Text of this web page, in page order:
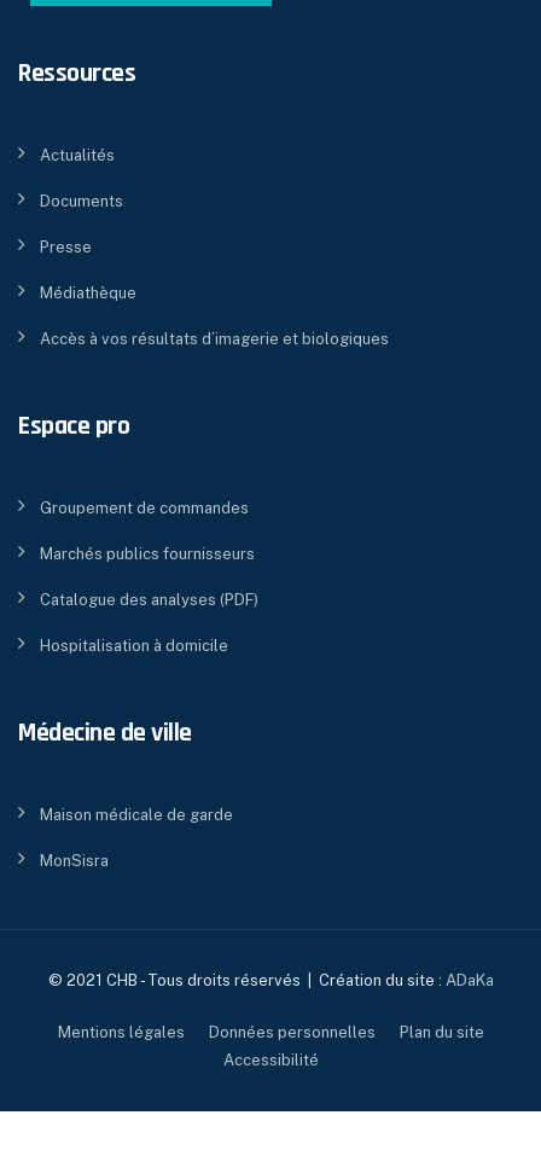
Ressources
Actualités
Documents
Presse
Médiathèque
Accès à vos résultats d’imagerie et biologiques
Espace pro
Groupement de commandes
Marchés publics fournisseurs
Catalogue des analyses (PDF)
Hospitalisation à domicile
Médecine de ville
Maison médicale de garde
MonSisra
© 2021 CHB - Tous droits réservés | Création du site : ADaKa
Mentions légales Données personnelles
Plan du site
Accessibilité